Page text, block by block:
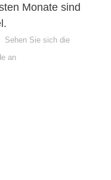
Monate sind
Sehen Sie sich die
an